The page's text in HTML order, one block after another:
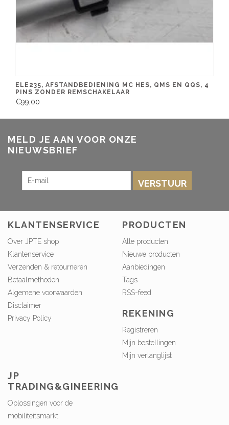
ELE235, AFSTANDBEDIENING MC HES, QMS EN QQS, 4
PINS ZONDER REMSCHAKELAAR
€99,00
MELD JE AAN VOOR ONZE
NIEUWSBRIEF
VERSTUUR
KLANTENSERVICE
Over JPTE shop
Klantenservice
Verzenden & retourneren
Betaalmethoden
Algemene voorwaarden
Disclaimer
Privacy Policy
PRODUCTEN
Alle producten
Nieuwe producten
Aanbiedingen
Tags
RSS-feed
REKENING
Registreren
Mijn bestellingen
Mijn verlanglijst
JP
TRADING&GINEERING
Oplossingen voor de
mobiliteitsmarkt